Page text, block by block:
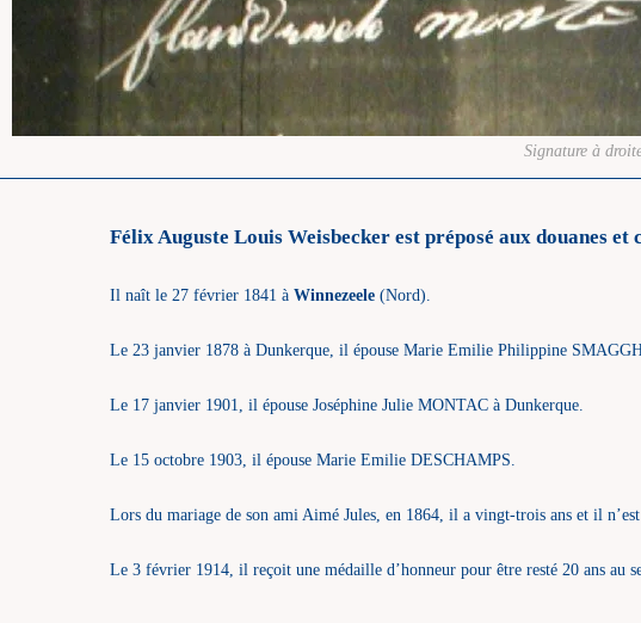
Signature à
Félix Auguste Louis Weisbecker est préposé aux douanes
Il naît le 27 février 1841 à Winnezeele (Nord).
Le 23 janvier 1878 à Dunkerque, il épouse Marie Emilie Philippine
Le 17 janvier 1901, il épouse Joséphine Julie MONTAC à Dunkerque.
Le 15 octobre 1903, il épouse Marie Emilie DESCHAMPS.
Lors du mariage de son ami Aimé Jules, en 1864, il a vingt-trois ans et il
Le 3 février 1914, il reçoit une médaille d’honneur pour être resté 20 ans au